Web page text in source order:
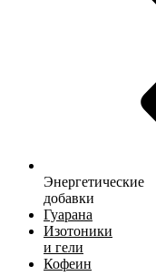
Энергетические
добавки
Гуарана
Изотоники
и гели
Кофеин